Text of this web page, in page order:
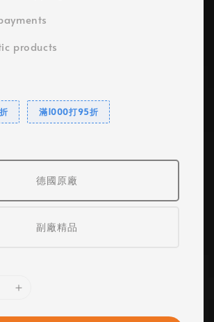
products
滿1000打95折
德國原廠
副廠精品